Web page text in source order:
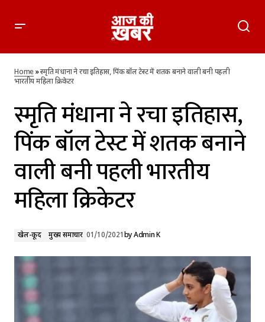
पहली भारतीय महिला क्रिकेटर
Home»स्मृति मंधाना ने रचा इतिहास, पिंक बॉल टेस्ट में शतक बनाने वाली बनी पहली
भारतीय महिला क्रिकेटर
स्मृति मंधाना ने रचा इतिहास,
पिंक बॉल टेस्ट में शतक बनाने
वाली बनी पहली भारतीय
महिला क्रिकेटर
खेल-कूद मुख्य समाचार 01/10/2021byAdmin K